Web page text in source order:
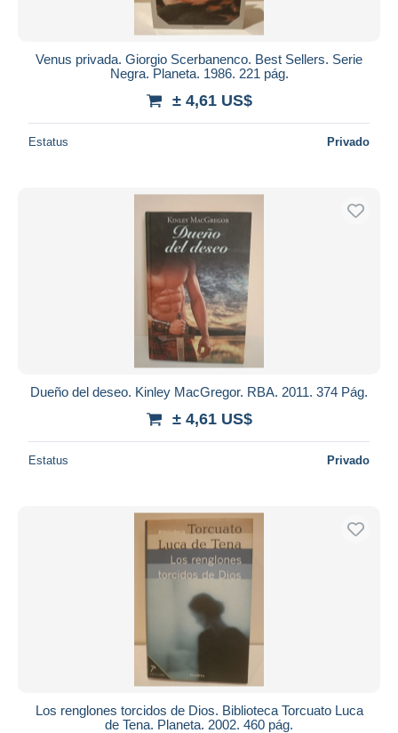
Venus privada. Giorgio Scerbanenco. Best Sellers. Serie
Negra. Planeta. 1986. 221 pág.
± 4,61 US$
Estatus Privado
Dueño del deseo. Kinley MacGregor. RBA. 2011. 374 Pág.
± 4,61 US$
Estatus Privado
Los renglones torcidos de Dios. Biblioteca Torcuato Luca
de Tena. Planeta. 2002. 460 pág.